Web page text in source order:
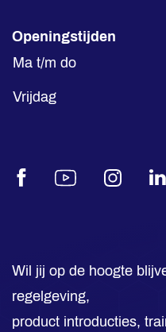
Openingstijden
Ma t/m do
Vrijdag
FacebookYoutubeInstagram
Wil jij op de hoogte
regelgeving,
product introducties,